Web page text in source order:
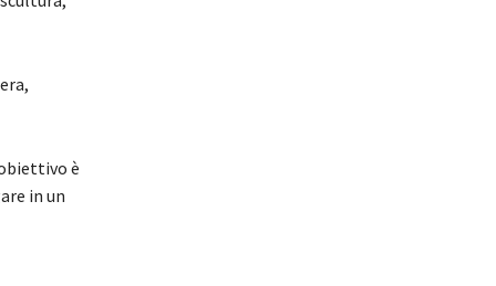
è
in un